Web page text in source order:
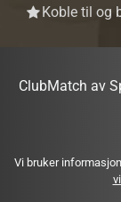
Koble til og
ClubMatch av
Vi bruker